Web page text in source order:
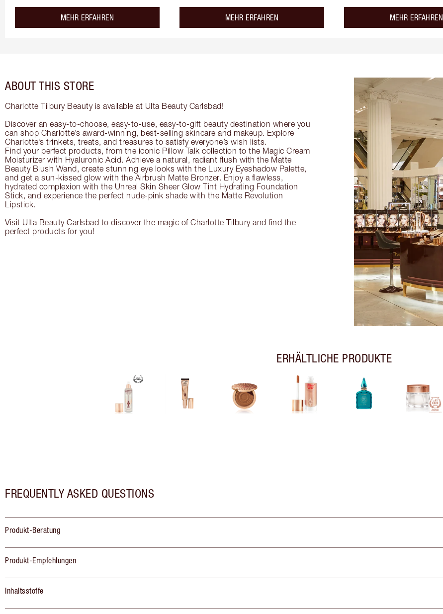
MEHR ERFAHREN MEHR ERFAHREN MEHR ERFAHREN
ABOUT THIS STORE
Charlotte Tilbury Beauty is available at Ulta Beauty Carlsbad!
Discover an easy-to-choose, easy-to-use, easy-to-gift beauty destination where you
can shop Charlotte’s award-winning, best-selling skincare and makeup. Explore
Charlotte’s trinkets, treats, and treasures to satisfy everyone’s wish lists.
Find your perfect products, from the iconic Pillow Talk collection to the Magic Cream
Moisturizer with Hyaluronic Acid. Achieve a natural, radiant flush with the Matte
Beauty Blush Wand, create stunning eye looks with the Luxury Eyeshadow Palette,
and get a sun-kissed glow with the Airbrush Matte Bronzer. Enjoy a flawless,
hydrated complexion with the Unreal Skin Sheer Glow Tint Hydrating Foundation
Stick, and experience the perfect nude-pink shade with the Matte Revolution
Lipstick.
Visit Ulta Beauty Carlsbad to discover the magic of Charlotte Tilbury and find the
perfect products for you!
ERHÄLTLICHE PRODUKTE
FREQUENTLY ASKED QUESTIONS
Produkt-Beratung
Produkt-Empfehlungen
Inhaltsstoffe